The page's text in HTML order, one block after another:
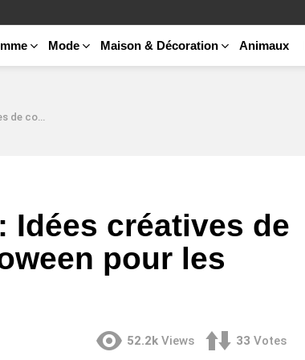
Mode Maison & Décoration Animaux
les femmes
Idées créatives de
pour les
52.2k Views 33 Votes